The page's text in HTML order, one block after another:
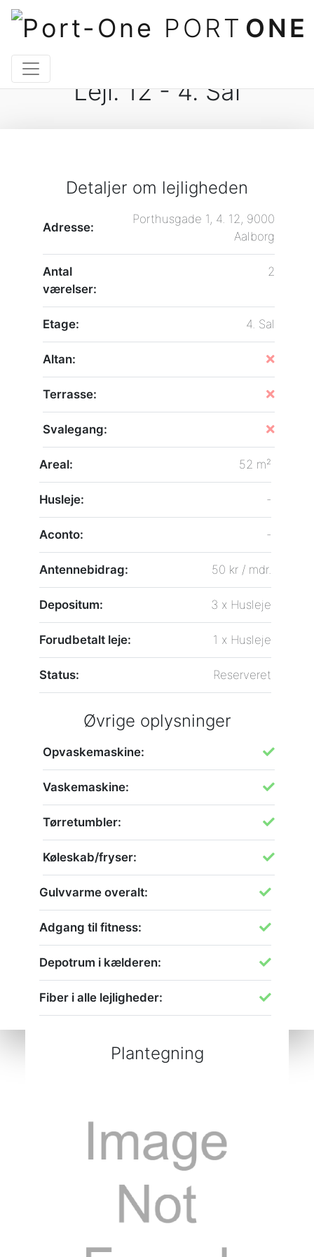
PORT ONE
Lejl. 12 - 4. Sal
Detaljer om lejligheden
Adresse:
Porthusgade 1, 4. 12, 9000
Aalborg
Antal
værelser:
2
Etage: 4. Sal
Altan:
Terrasse:
Svalegang:
Areal: 52 m²
Husleje: -
Aconto: -
Antennebidrag: 50 kr / mdr.
Depositum: 3 x Husleje
Forudbetalt leje: 1 x Husleje
Status: Reserveret
Øvrige oplysninger
Opvaskemaskine:
Vaskemaskine:
Tørretumbler:
Køleskab/fryser:
Gulvvarme overalt:
Adgang til fitness:
Depotrum i kælderen:
Fiber i alle lejligheder:
Plantegning